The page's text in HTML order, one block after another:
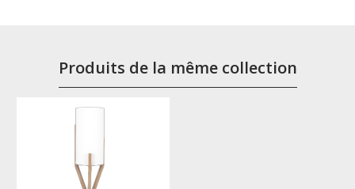
Produits de la même collection